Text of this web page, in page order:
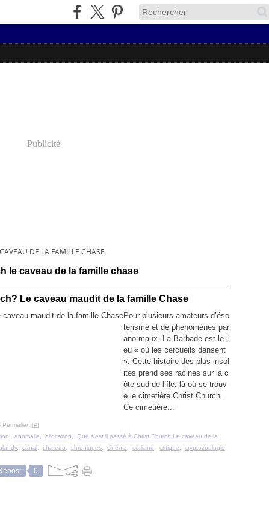
Publicité
DE LA FAMILLE CHASE
le caveau de la famille chase
Le caveau maudit de la famille Chase
Pour plusieurs amateurs d’éso
térisme et de phénomènes par
anormaux, La Barbade est le li
eu « où les cercueils dansent
». Cette histoire des plus insol
ites prend ses racines sur la c
ôte sud de l’île, là où se trouv
e le cimetière Christ Church.
Ce cimetière...
Permalien [#]
anomalie bilocation
Que s'est il passé à Christ Church Le caveau de la
, canal chateau chroniques cinéma corliano critique cryptozoologie
0